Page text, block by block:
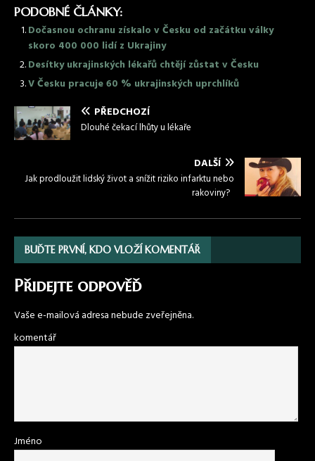
PODOBNÉ ČLÁNKY:
Dočasnou ochranu získalo v Česku od začátku války
skoro 400 000 lidí z Ukrajiny
Desítky ukrajinských lékařů chtějí zůstat v Česku
V Česku pracuje 60 % ukrajinských uprchlíků
PŘEDCHOZÍ
Dlouhé čekací lhůty u lékaře
DALŠÍ
Jak prodloužit lidský život a snížit riziko infarktu nebo
rakoviny?
BUĎTE PRVNÍ, KDO VLOŽÍ KOMENTÁŘ
Přidejte odpověď
Vaše e-mailová adresa nebude zveřejněna.
komentář
Jméno